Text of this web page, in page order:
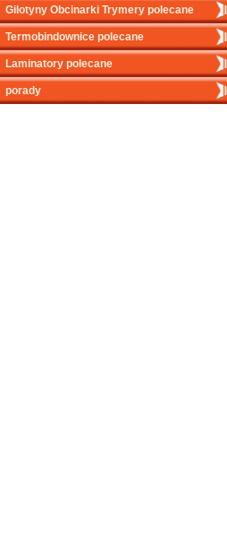
Gilotyny Obcinarki Trymery polecane
Termobindownice polecane
Laminatory polecane
porady